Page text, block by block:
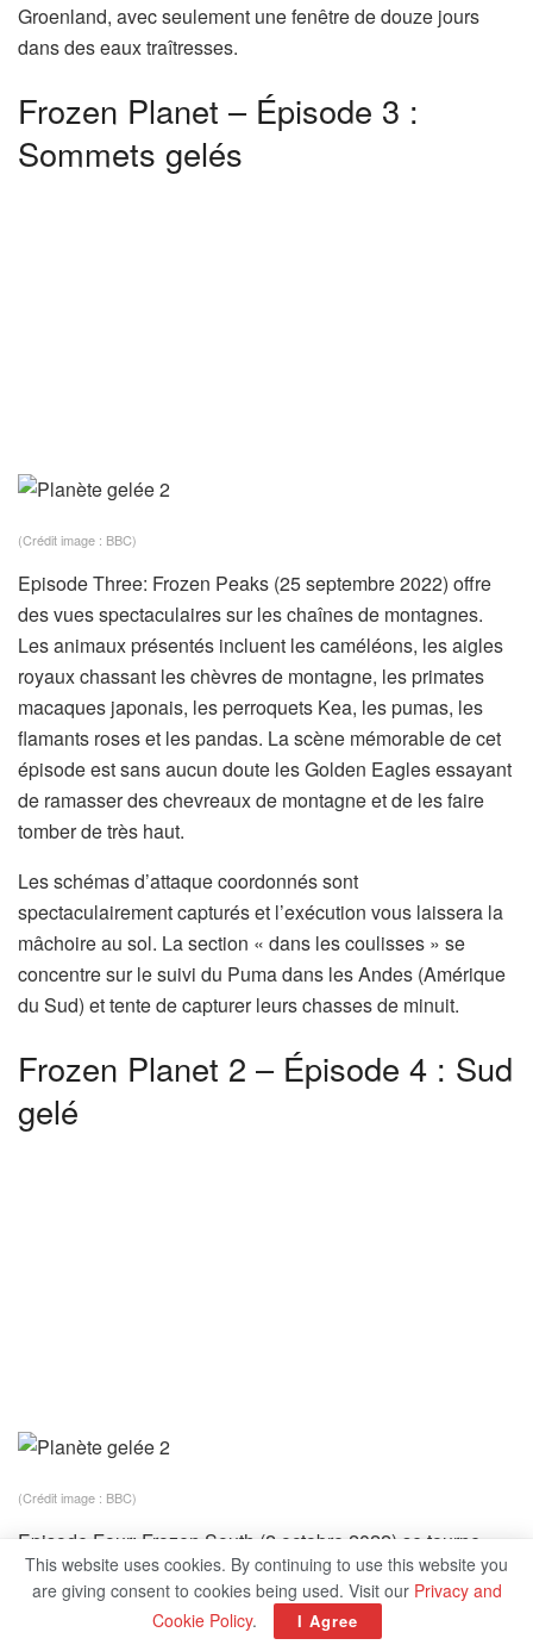
Groenland, avec seulement une fenêtre de douze jours
dans des eaux traîtresses.
Frozen Planet – Épisode 3 :
Sommets gelés
(Crédit image : BBC)
Episode Three: Frozen Peaks (25 septembre 2022) offre
des vues spectaculaires sur les chaînes de montagnes.
Les animaux présentés incluent les caméléons, les aigles
royaux chassant les chèvres de montagne, les primates
macaques japonais, les perroquets Kea, les pumas, les
flamants roses et les pandas. La scène mémorable de cet
épisode est sans aucun doute les Golden Eagles essayant
de ramasser des chevreaux de montagne et de les faire
tomber de très haut.
Les schémas d’attaque coordonnés sont
spectaculairement capturés et l’exécution vous laissera la
mâchoire au sol. La section « dans les coulisses » se
concentre sur le suivi du Puma dans les Andes (Amérique
du Sud) et tente de capturer leurs chasses de minuit.
Frozen Planet 2 – Épisode 4 : Sud
gelé
(Crédit image : BBC)
Episode Four: Frozen South (2 octobre 2022) se tourne
vers les différentes régions gelées de l’hémisphère sud.
Les animaux présentés incluent les manchots royaux et les
léopards de mer, les albatros des Antipodes, les baleines
This website uses cookies. By continuing to use this website you
are giving consent to cookies being used. Visit our Privacy and
Cookie Policy. I Agree